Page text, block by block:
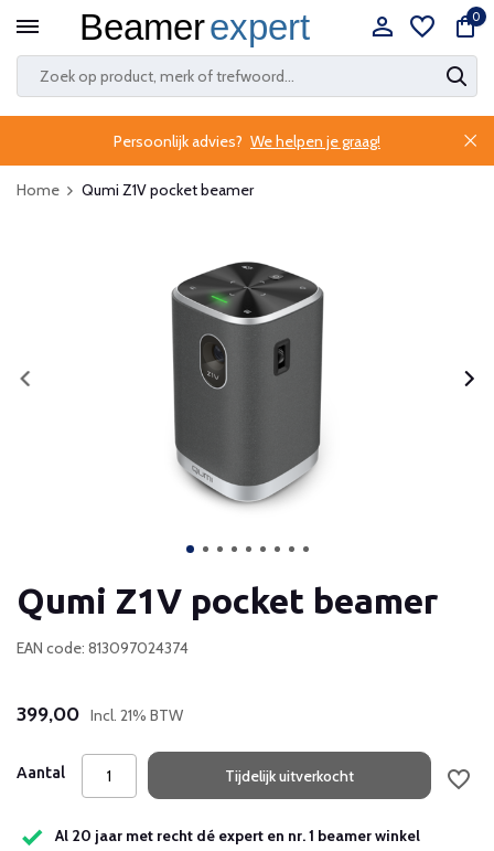
0
Persoonlijk advies? We helpen je graag!
Home Qumi Z1V pocket beamer
Qumi Z1V pocket beamer
EAN code: 813097024374
399,00 Incl. 21% BTW
Aantal Tijdelijk uitverkocht
Al 20 jaar met recht dé expert en nr. 1 beamer winkel